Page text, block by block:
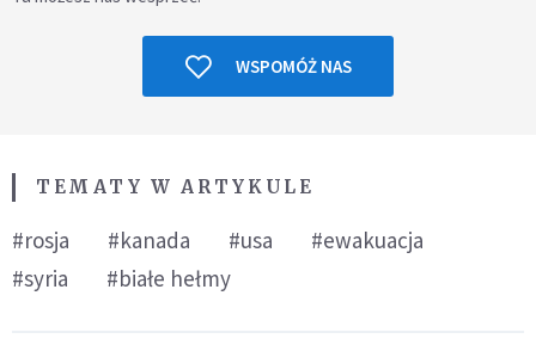
WSPOMÓŻ NAS
TEMATY W ARTYKULE
#rosja #kanada #usa
#ewakuacja
#syria
#białe hełmy